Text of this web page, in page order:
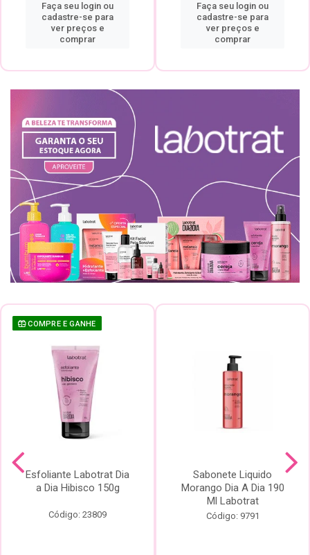
Faça seu login ou
cadastre-se para
ver preços e
comprar
Faça seu login ou
cadastre-se para
ver preços e
comprar
COMPRE E GANHE
Esfoliante Labotrat Dia
a Dia Hibisco 150g
Código: 23809
Sabonete Liquido
Morango Dia A Dia 190
Ml Labotrat
Código: 9791